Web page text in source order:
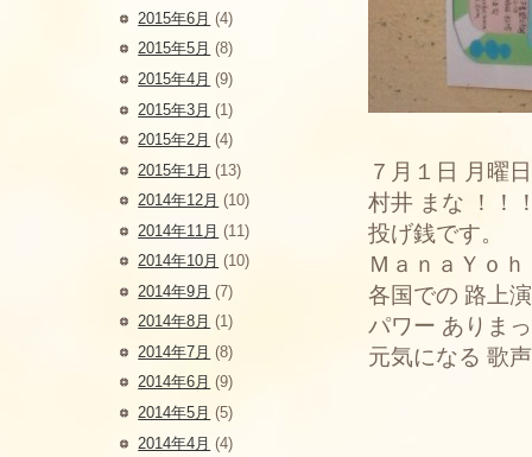
７月１日 月曜
村井 まな ！！
投げ銭です。
ＭａｎａＹｏ
各国での 路上
パワー ありま
元気になる 歌
2015年6月 (4)
2015年5月 (8)
2015年4月 (9)
2015年3月 (1)
2015年2月 (4)
2015年1月 (13)
2014年12月 (10)
2014年11月 (11)
2014年10月 (10)
2014年9月 (7)
2014年8月 (1)
2014年7月 (8)
2014年6月 (9)
2014年5月 (5)
2014年4月 (4)